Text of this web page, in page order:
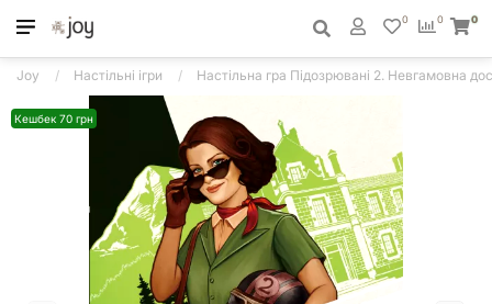
0
0 0
Joy Настільні ігри Настільна гра Підозрювані 2. Невгамовна
Кешбек 70 грн